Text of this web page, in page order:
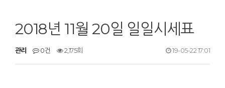
2018년 11월 20일 일일시세표
관리 0건 2,175회 19-05-22 17:01